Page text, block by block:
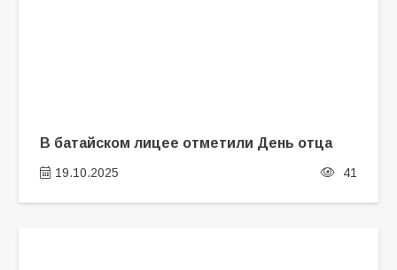
В батайском лицее отметили День отца
19.10.2025 41